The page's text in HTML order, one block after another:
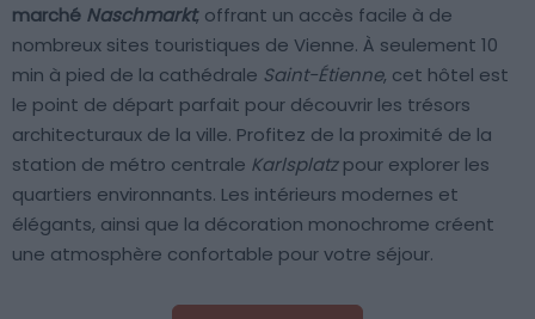
marché Naschmarkt, offrant un accès facile à de
nombreux sites touristiques de Vienne. À seulement 10
min à pied de la cathédrale Saint-Étienne, cet hôtel est
le point de départ parfait pour découvrir les trésors
architecturaux de la ville. Profitez de la proximité de la
station de métro centrale Karlsplatzpour explorer les
quartiers environnants. Les intérieurs modernes et
élégants, ainsi que la décoration monochrome créent
une atmosphère confortable pour votre séjour.